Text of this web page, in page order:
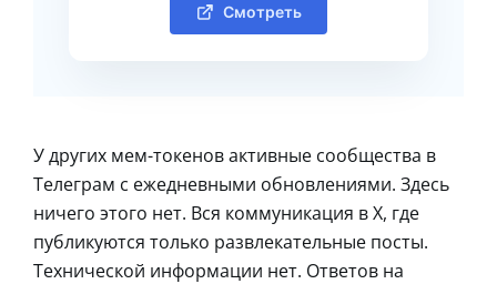
Смотреть
У других мем-токенов активные сообщества в
Телеграм с ежедневными обновлениями. Здесь
ничего этого нет. Вся коммуникация в X, где
публикуются только развлекательные посты.
Технической информации нет. Ответов на